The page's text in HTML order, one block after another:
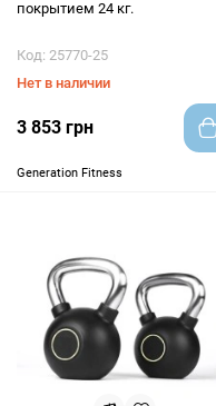
покрытием 24 кг.
Код: 25770-25
Нет в наличии
3 853 грн
Generation Fitness